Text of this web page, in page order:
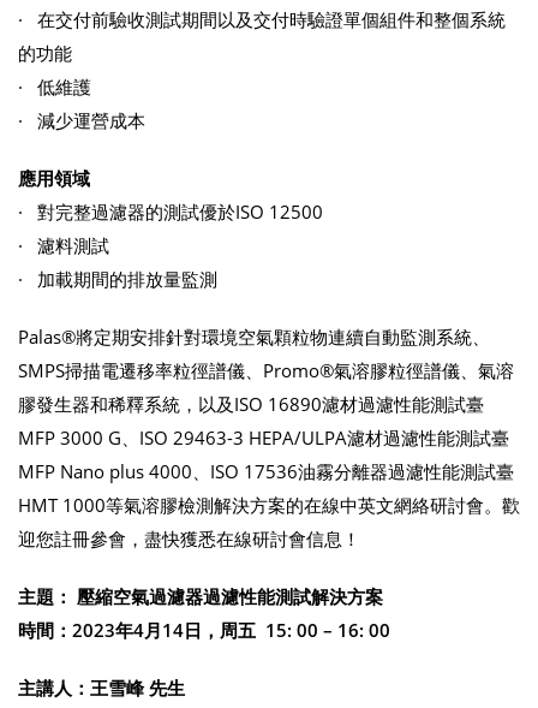
· 在交付前驗收測試期間以及交付時驗證單個組件和整個系統
的功能
· 低維護
· 減少運營成本
應用領域
· 對完整過濾器的測試優於ISO 12500
· 濾料測試
· 加載期間的排放量監測
Palas®將定期安排針對環境空氣顆粒物連續自動監測系統、
SMPS掃描電遷移率粒徑譜儀、Promo®氣溶膠粒徑譜儀、氣溶
膠發生器和稀釋系統，以及ISO 16890濾材過濾性能測試臺
MFP 3000 G、ISO 29463-3 HEPA/ULPA濾材過濾性能測試臺
MFP Nano plus 4000、ISO 17536油霧分離器過濾性能測試臺
HMT 1000等氣溶膠檢測解決方案的在線中英文網絡研討會。歡
迎您註冊參會，盡快獲悉在線研討會信息！
主題： 壓縮空氣過濾器過濾性能測試解決方案
時間： 2023年4月14日，周五 15: 00 – 16: 00
主講人：王雪峰 先生